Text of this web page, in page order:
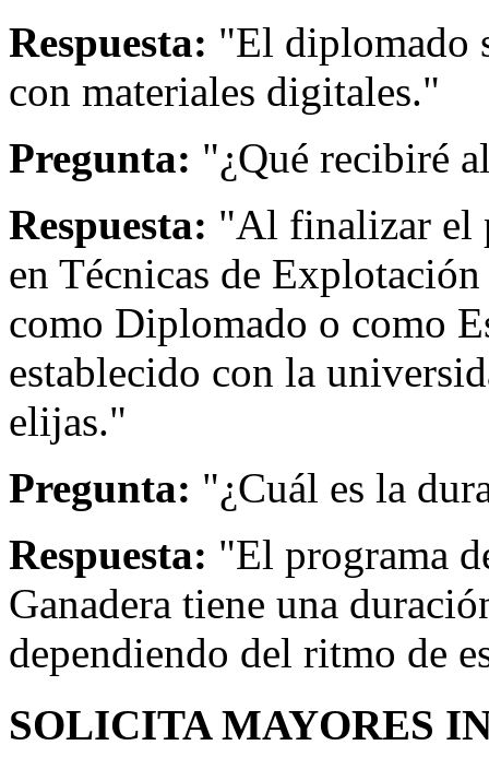
Respuesta: "El diplomado
con materiales digitales."
Pregunta: "¿Qué recibiré
Respuesta: "Al finalizar el
en Técnicas de
como Diplomado o como
establecido con la
elijas."
Pregunta: "¿Cuál es la
Respuesta: "El programa
Ganadera tiene una
dependiendo del ritmo de
SOLICITA MAYORES